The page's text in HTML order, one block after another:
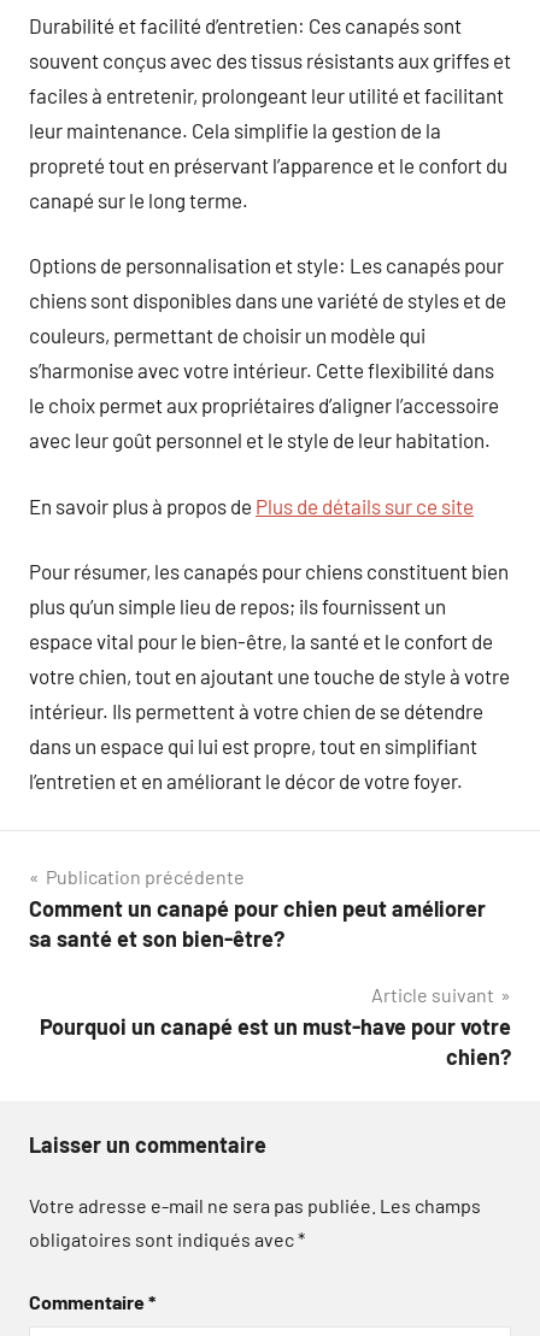
Durabilité et facilité d’entretien: Ces canapés sont
souvent conçus avec des tissus résistants aux griffes et
faciles à entretenir, prolongeant leur utilité et facilitant
leur maintenance. Cela simplifie la gestion de la
propreté tout en préservant l’apparence et le confort du
canapé sur le long terme.
Options de personnalisation et style: Les canapés pour
chiens sont disponibles dans une variété de styles et de
couleurs, permettant de choisir un modèle qui
s’harmonise avec votre intérieur. Cette flexibilité dans
le choix permet aux propriétaires d’aligner l’accessoire
avec leur goût personnel et le style de leur habitation.
En savoir plus à propos de Plus de détails sur ce site
Pour résumer, les canapés pour chiens constituent bien
plus qu’un simple lieu de repos; ils fournissent un
espace vital pour le bien-être, la santé et le confort de
votre chien, tout en ajoutant une touche de style à votre
intérieur. Ils permettent à votre chien de se détendre
dans un espace qui lui est propre, tout en simplifiant
l’entretien et en améliorant le décor de votre foyer.
Navigation
de
Publication précédente
Comment un canapé pour chien peut améliorer
sa santé et son bien-être?
Article suivant
Pourquoi un canapé est un must-have pour votre
chien?
Laisser un commentaire
Votre adresse e-mail ne sera pas publiée. Les champs
obligatoires sont indiqués avec*
Commentaire*